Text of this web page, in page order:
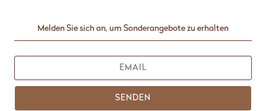
Melden Sie sich an, um Sonderangebote zu erhalten
SENDEN